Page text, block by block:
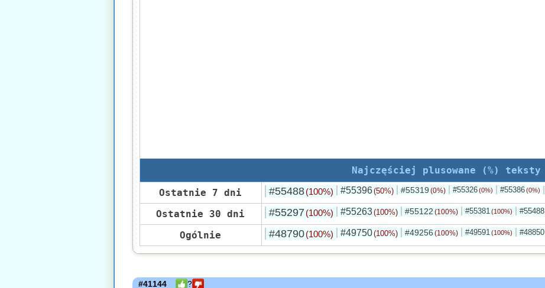
Najczęściej plusowane (%) teksty
Ostatnie 7 dni
#55488 (100%) #55396(50%) #55319 (0%) #55326 (0%) #55386 (0%)
Ostatnie 30 dni #55297 (100%) #55263(100%) #55122 (100%) #55381 (100%) #55488
Ogólnie #48790 (100%) #49750(100%) #49256 (100%) #49591 (100%) #48850
#41144 ?